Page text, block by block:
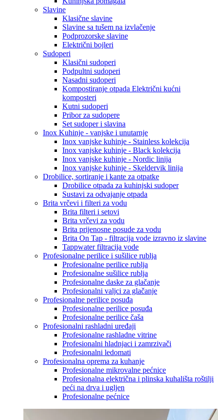
Slavine
Klasične slavine
Slavine sa tušem na izvlačenje
Podprozorske slavine
Električni bojleri
Sudoperi
Klasični sudoperi
Podpultni sudoperi
Nasadni sudoperi
Kompostiranje otpada Električni kućni
komposteri
Kutni sudoperi
Pribor za sudopere
Set sudoper i slavina
Inox Kuhinje - vanjske i unutarnje
Inox vanjske kuhinje - Stainless kolekcija
Inox vanjske kuhinje - Black kolekcija
Inox vanjske kuhinje - Nordic linija
Inox vanjske kuhinje - Skeldervik linija
Drobilice, sortiranje i kante za otpatke
Drobilice otpada za kuhinjski sudoper
Sustavi za odvajanje otpada
Brita vrčevi i filteri za vodu
Brita filteri i setovi
Brita vrčevi za vodu
Brita prijenosne posude za vodu
Brita On Tap - filtracija vode izravno iz slavine
Tappwater filtracija vode
Profesionalne perilice i sušilice rublja
Profesionalne perilice rublja
Profesionalne sušilice rublja
Profesionalne daske za glačanje
Profesionalni valjci za glačanje
Profesionalne perilice posuđa
Profesionalne perilice posuđa
Profesionalne perilice čaša
Profesionalni rashladni uređaji
Profesionalne rashladne vitrine
Profesionalni hladnjaci i zamrzivači
Profesionalni ledomati
Profesionalna oprema za kuhanje
Profesionalne mikrovalne pećnice
Profesionalna električna i plinska kuhališta roštilji
peći na drva i ugljen
Profesionalne pećnice